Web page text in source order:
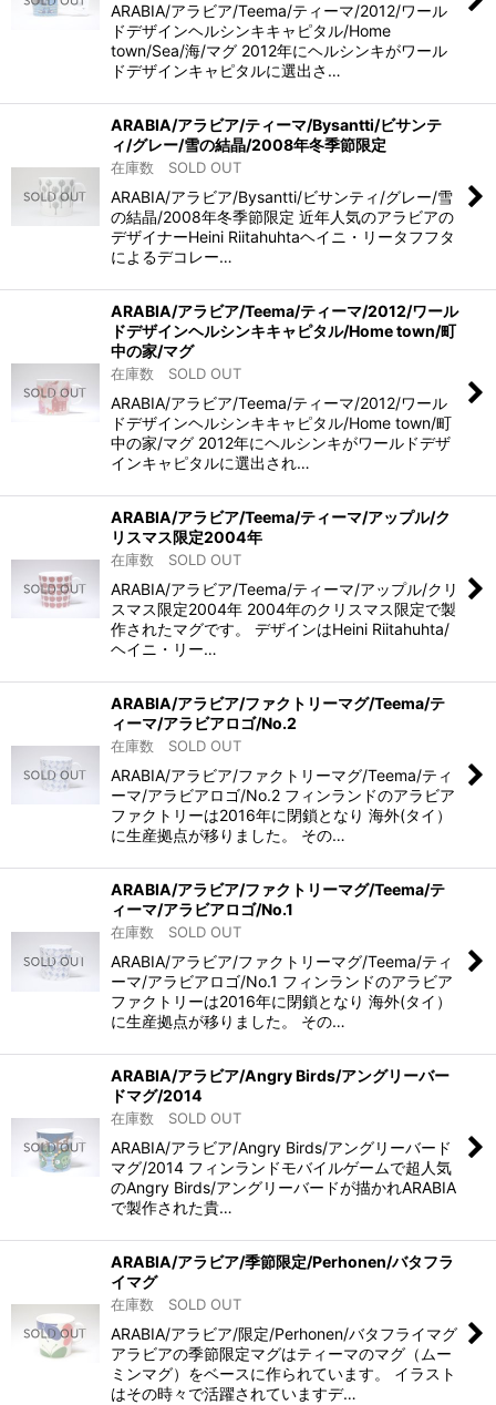
ARABIA/アラビア/Teema/ティーマ/2012/ワール
ドデザインヘルシンキキャピタル/Home
town/Sea/海/マグ 2012年にヘルシンキがワール
ドデザインキャピタルに選出さ…
ARABIA/アラビア/ティーマ/Bysantti/ビサンテ
ィ/グレー/雪の結晶/2008年冬季節限定
在庫数 SOLD OUT
ARABIA/アラビア/Bysantti/ビサンティ/グレー/雪
の結晶/2008年冬季節限定 近年人気のアラビアの
デザイナーHeini Riitahuhtaヘイニ・リータフフタ
によるデコレー…
ARABIA/アラビア/Teema/ティーマ/2012/ワール
ドデザインヘルシンキキャピタル/Home town/町
中の家/マグ
在庫数 SOLD OUT
ARABIA/アラビア/Teema/ティーマ/2012/ワール
ドデザインヘルシンキキャピタル/Home town/町
中の家/マグ 2012年にヘルシンキがワールドデザ
インキャピタルに選出され…
ARABIA/アラビア/Teema/ティーマ/アップル/ク
リスマス限定2004年
在庫数 SOLD OUT
ARABIA/アラビア/Teema/ティーマ/アップル/クリ
スマス限定2004年 2004年のクリスマス限定で製
作されたマグです。 デザインはHeini Riitahuhta/
ヘイニ・リー…
ARABIA/アラビア/ファクトリーマグ/Teema/テ
ィーマ/アラビアロゴ/No.2
在庫数 SOLD OUT
ARABIA/アラビア/ファクトリーマグ/Teema/ティ
ーマ/アラビアロゴ/No.2 フィンランドのアラビア
ファクトリーは2016年に閉鎖となり 海外(タイ）
に生産拠点が移りました。 その…
ARABIA/アラビア/ファクトリーマグ/Teema/テ
ィーマ/アラビアロゴ/No.1
在庫数 SOLD OUT
ARABIA/アラビア/ファクトリーマグ/Teema/ティ
ーマ/アラビアロゴ/No.1 フィンランドのアラビア
ファクトリーは2016年に閉鎖となり 海外(タイ）
に生産拠点が移りました。 その…
ARABIA/アラビア/Angry Birds/アングリーバー
ドマグ/2014
在庫数 SOLD OUT
ARABIA/アラビア/Angry Birds/アングリーバード
マグ/2014 フィンランドモバイルゲームで超人気
のAngry Birds/アングリーバードが描かれARABIA
で製作された貴…
ARABIA/アラビア/季節限定/Perhonen/バタフラ
イマグ
在庫数 SOLD OUT
ARABIA/アラビア/限定/Perhonen/バタフライマグ
アラビアの季節限定マグはティーマのマグ（ムー
ミンマグ）をベースに作られています。 イラスト
はその時々で活躍されていますデ…